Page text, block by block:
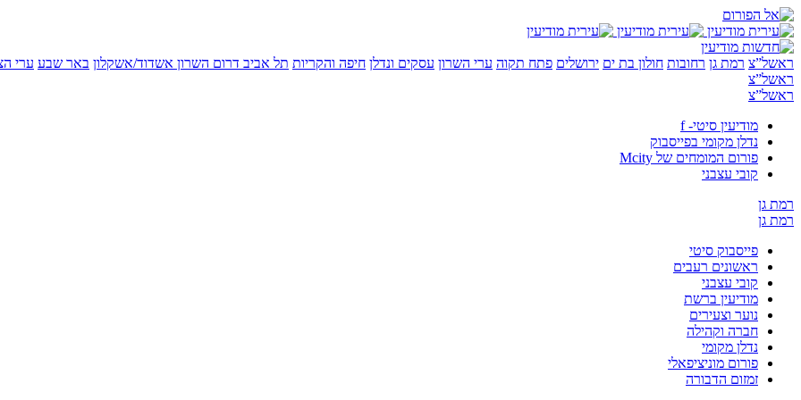
ראשל”צ רמת גן רחובות חולון בת ים ירושלים פתח תקוה ערי השרון עסקים ונדלן חיפה והקריות תל אביב דרום השרון אשדוד/אשקלון באר שבע ערי
ראשל”צ
ראשל”צ
מודיעין סיטי- f
נדלן מקומי בפייסבוק
פורום המומחים של Mcity
קובי עצבני
רמת גן
רמת גן
פייסבוק סיטי
ראשונים רעבים
קובי עצבני
מודיעין ברשת
נוער וצעירים
חברה וקהילה
נדלן מקומי
פורום מוניציפאלי
זמזום הדבורה